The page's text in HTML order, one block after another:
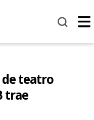
de teatro
trae